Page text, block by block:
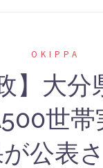
OKIPPA
】大
世
公表